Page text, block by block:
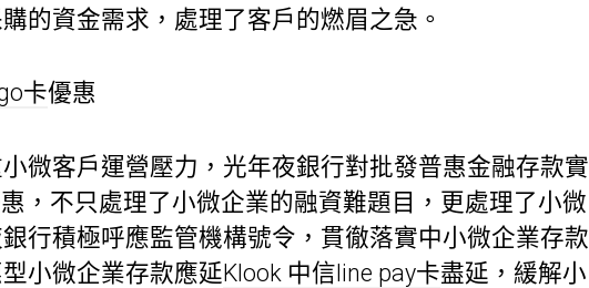
的資金需求，處理了客戶的燃眉之急。
卡優惠
微客戶運營壓力，光年夜銀行對批發普惠金融存款實
，不只處理了小微企業的融資難題目，更處理了小微
行積極呼應監管機構號令，貫徹落實中小微企業存款
小微企業存款應延Klook 中信line pay卡盡延，緩解小